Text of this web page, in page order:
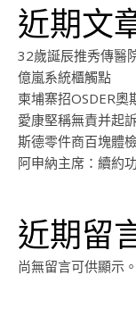
近期文
32歲誕辰推秀傳醫
億嵐系統櫃觸點
柬埔寨招OSDER
愛康堅稱無責并起
斯德零件商百塊體
阿申納主席：續約
近期留
尚無留言可供顯示。